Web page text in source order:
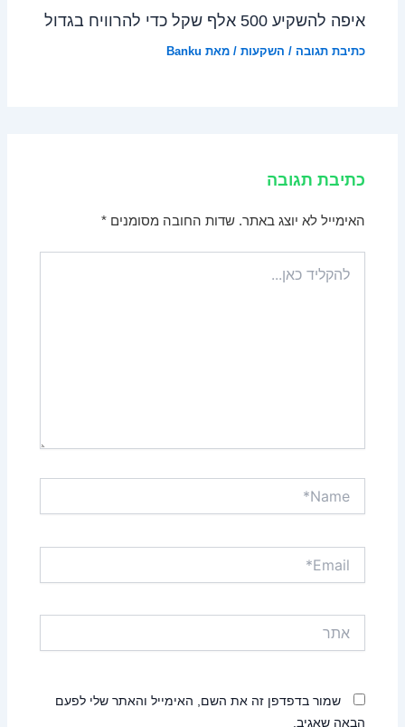
איפה להשקיע 500 אלף שקל כדי להרוויח בגדול
כתיבת תגובה / השקעות / מאת Banku
כתיבת תגובה
האימייל לא יוצג באתר. שדות החובה מסומנים*
כאן...
שמור בדפדפן זה את השם, האימייל והאתר שלי לפעם
הבאה שאגיב.